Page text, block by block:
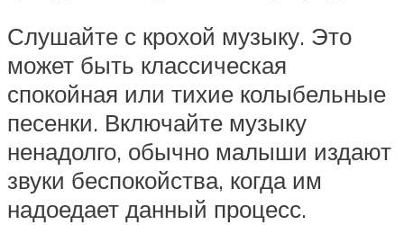
Слушайте с крохой музыку. Это
может быть классическая
спокойная или тихие колыбельные
песенки. Включайте музыку
ненадолго, обычно малыши издают
звуки беспокойства, когда им
надоедает данный процесс.